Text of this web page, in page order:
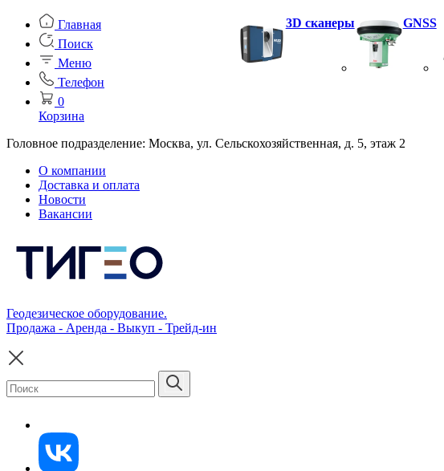
Главная
Поиск
Меню
Телефон
0
Корзина
Головное подразделение: Москва, ул. Сельскохозяйственная, д. 5, этаж 2
О компании
Доставка и оплата
Новости
Вакансии
Геодезическое оборудование.
Продажа - Аренда - Выкуп - Трейд-ин
3D сканеры GNSS